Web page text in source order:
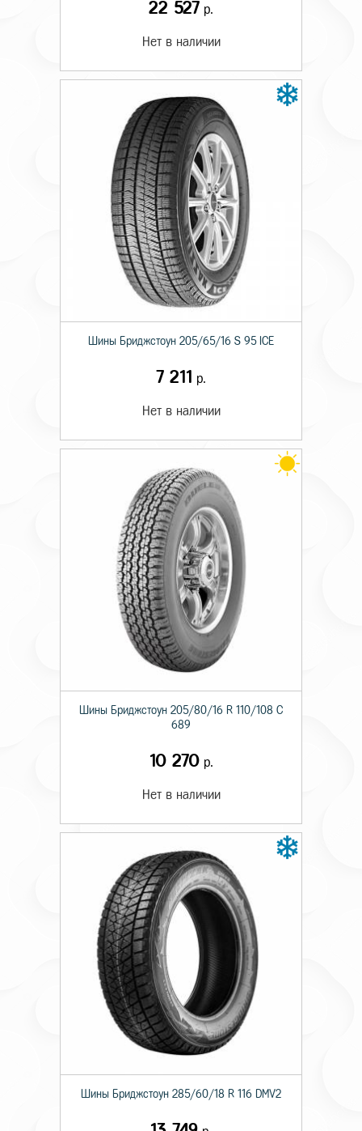
22 527 р.
Нет в наличии
Шины Бриджстоун 205/65/16 S 95 ICE
7 211 р.
Нет в наличии
Шины Бриджстоун 205/80/16 R 110/108 C
689
10 270р.
Нет в наличии
Шины Бриджстоун 285/60/18 R 116 DMV2